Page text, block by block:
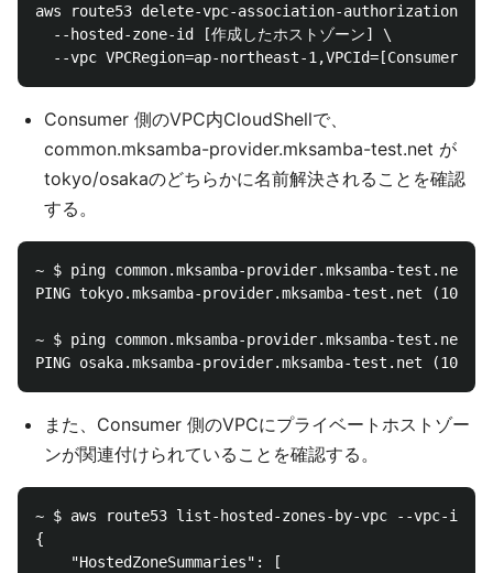
aws route53 delete-vpc-association-authorization \
  --hosted-zone-id [作成したホストゾーン] \
Consumer 側のVPC内CloudShellで、
common.mksamba-provider.mksamba-test.net が
tokyo/osakaのどちらかに名前解決されることを確認
する。
~ $ ping common.mksamba-provider.mksamba-test.net
PING tokyo.mksamba-provider.mksamba-test.net
~ $ ping common.mksamba-provider.mksamba-test.net
また、Consumer 側のVPCにプライベートホストゾー
ンが関連付けられていることを確認する。
~ $ aws route53 list-hosted-zones-by-vpc --vpc-id
{
    "HostedZoneSummaries": [